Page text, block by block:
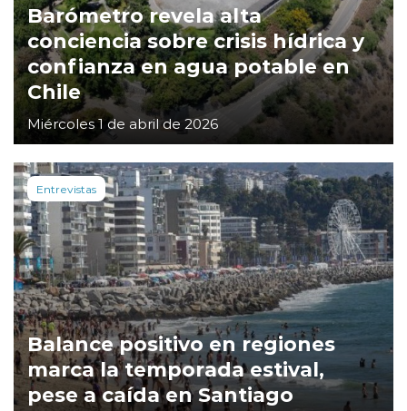
Barómetro revela alta
conciencia sobre crisis hídrica y
confianza en agua potable en
Chile
Miércoles 1 de abril de 2026
Entrevistas
Balance positivo en regiones
marca la temporada estival,
pese a caída en Santiago